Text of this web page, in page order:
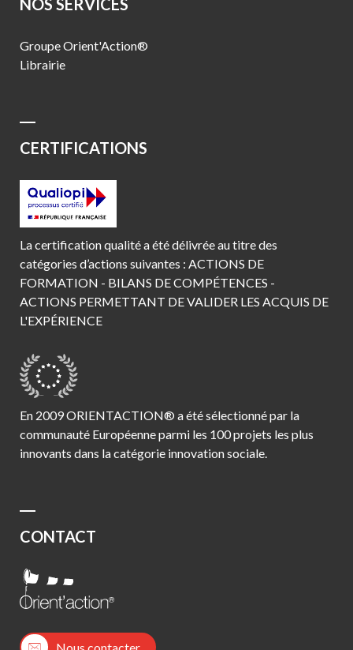
NOS SERVICES
Groupe Orient'Action®
Librairie
CERTIFICATIONS
La certification qualité a été délivrée au titre des
catégories d’actions suivantes : ACTIONS DE
FORMATION - BILANS DE COMPÉTENCES -
ACTIONS PERMETTANT DE VALIDER LES ACQUIS DE
L'EXPÉRIENCE
En 2009 ORIENTACTION® a été sélectionné par la
communauté Européenne parmi les 100 projets les plus
innovants dans la catégorie innovation sociale.
CONTACT